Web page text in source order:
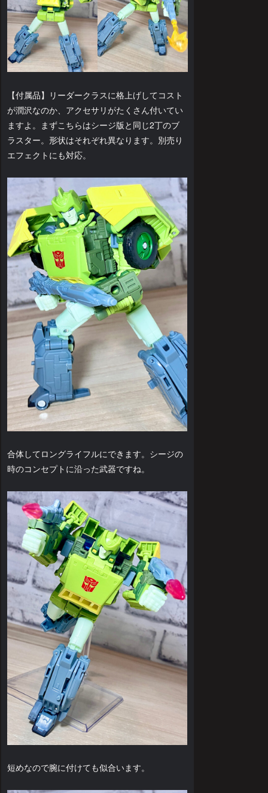
【付属品】リーダークラスに格上げしてコスト
が潤沢なのか、アクセサリがたくさん付いてい
ますよ。まずこちらはシージ版と同じ2丁のブ
ラスター。形状はそれぞれ異なります。別売り
エフェクトにも対応。
合体してロングライフルにできます。シージの
時のコンセプトに沿った武器ですね。
短めなので腕に付けても似合います。